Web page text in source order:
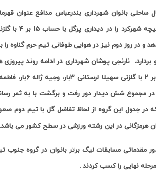
ساحلی بانوان شهرداری بندرعباس مدافع عنوان
را در دیداری پرگل با حساب 15 بر 4 با گلزنی وجیه ژاله
روز دوم نیز در هوایی طوفانی تیم حرم گناوه را با نتیجه 5 بر 3 با گلزنی
نارنجی پوشان شهرداری در ادامه روند
۳بار، وجیه ژاله ۶بار، فاطمه معماری
مجموع شش دیدار دور رفت و برگشت با به ثمر رساندن
هرمزگانی در این رشته ورزشی در سطح کشور می باشد.
مقدماتی مسابقات لیگ برتر بانوان در گروه جنوب
نهایی را کسب کردند .